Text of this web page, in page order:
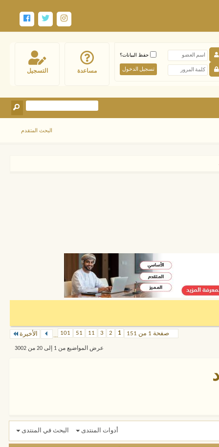
التسجيل مساعدة
حفظ البيانات؟
البحث المتقدم
صفحة 1 من 151 1
2
3
11
51
101
... الأخيرة
عرض المواضيع من 1 إلى 20 من 3002
أدوات المنتدى البحث في المنتدى